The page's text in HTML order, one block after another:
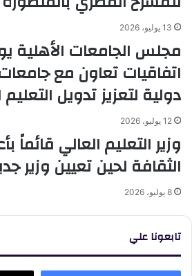
13 يوليو، 2026
مجلس الجامعات الأهلية
اتفاقيات تعاون مع
دولية لتعزيز تدويل التعليم
12 يوليو، 2026
وزير التعليم العالي قائماً
الثقافة لحين تعيين وزير
8 يوليو، 2026
تابعونا علي